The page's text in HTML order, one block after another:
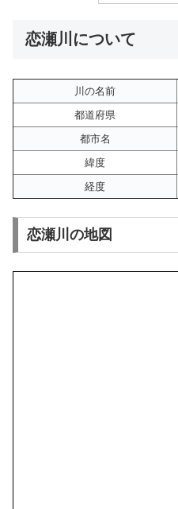
恋瀬川について
川の名前
都道府県
都市名
緯度
経度
恋瀬川の地図